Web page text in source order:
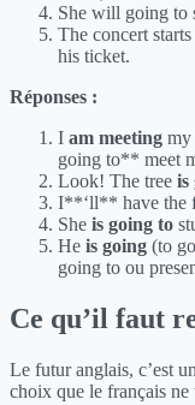
She will going to
The concert
his ticket.
Réponses :
I am meeting my
going to** meet
Look! The tree is
I**‘ll** have the
She is going to
He is going (to
going to ou
Ce qu’il faut
Le futur anglais, c’est
choix que le français ne